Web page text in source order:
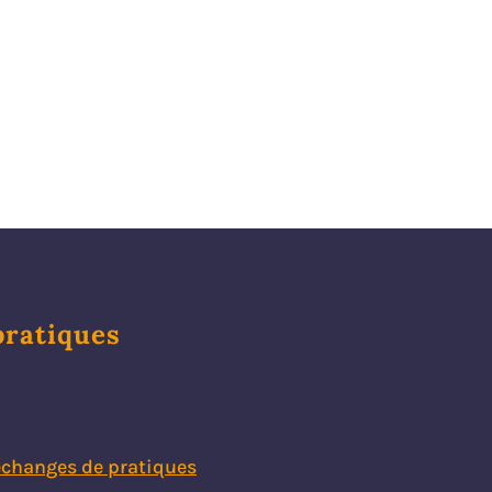
La communication avec
Le racisme de certains
bénéficiaires
L’attachement aux clients
de pratiques